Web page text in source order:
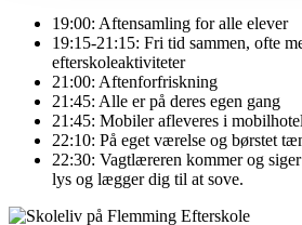
19:00: Aftensamling for alle elever
19:15-21:15: Fri tid sammen, ofte
efterskoleaktiviteter
21:00: Aftenforfriskning
21:45: Alle er på deres egen gang
21:45: Mobiler afleveres i
22:10: På eget værelse og børstet
22:30: Vagtlæreren kommer og
lys og lægger dig til at sove.